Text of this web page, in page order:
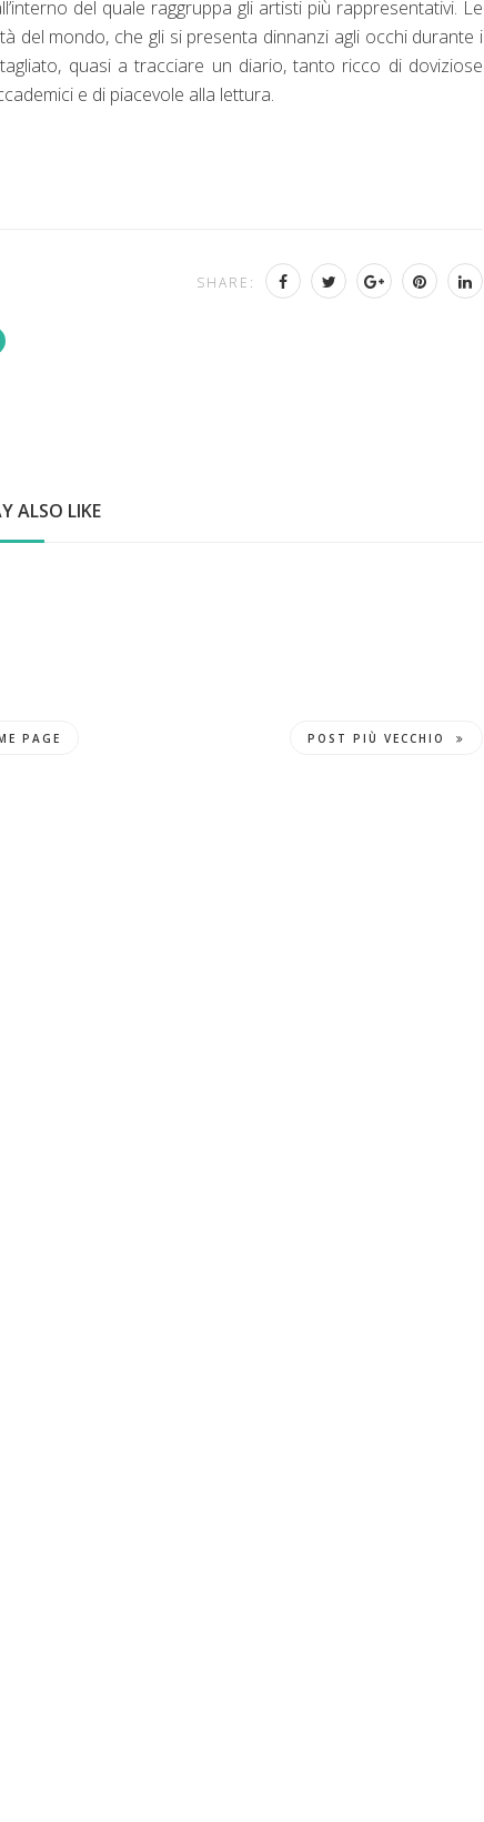
del quale raggruppa gli artisti più rappresentativi. Le
del mondo, che gli si presenta dinnanzi agli occhi durante i
quasi a tracciare un diario, tanto ricco di doviziose
e di piacevole alla lettura.
SHARE:
ALSO LIKE
PAGE POST PIÙ VECCHIO